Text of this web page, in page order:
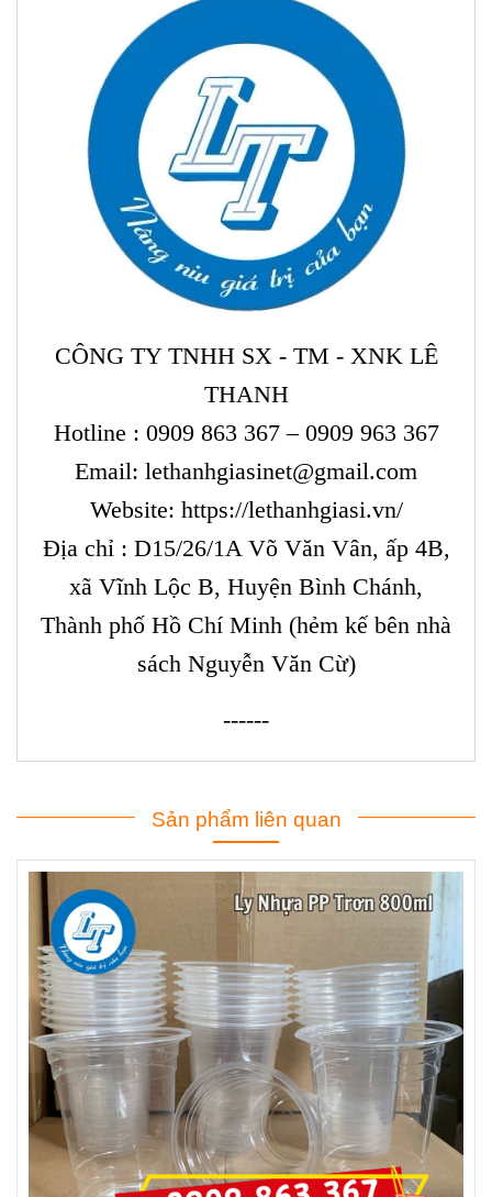
CÔNG TY TNHH SX - TM - XNK LÊ
THANH
Hotline : 0909 863 367 – 0909 963 367
Email: lethanhgiasinet@gmail.com
Website: https://lethanhgiasi.vn/
Địa chỉ : D15/26/1A Võ Văn Vân, ấp 4B,
xã Vĩnh Lộc B, Huyện Bình Chánh,
Thành phố Hồ Chí Minh (hẻm kế bên nhà
sách Nguyễn Văn Cừ)
------
Sản phẩm liên quan